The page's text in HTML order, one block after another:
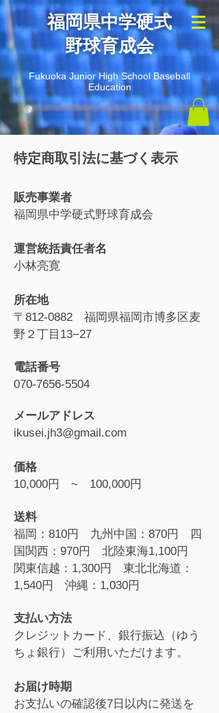
​福岡県中学硬式
野球育成会
Fukuoka Junior High School Baseball
Education
特定商取引法に基づく表示
販売事業者
福岡県中学硬式野球育成会
運営統括責任者名
小林亮寛
所在地
〒812-0882 福岡県福岡市博多区麦
野２丁目13−27
電話番号
070-7656-5504
メールアドレス
ikusei.jh3@gmail.com
価格
10,000円 ~ 100,000円
送料
福岡：810円 九州中国：870円 四
国関西：970円 北陸東海1,100円
関東信越：1,300円 東北北海道：
1,540円 沖縄：1,030円
支払い方法
クレジットカード、銀行振込（ゆう
ちょ銀行）ご利用いただけます。
お届け時期
お支払いの確認後7日以内に発送を